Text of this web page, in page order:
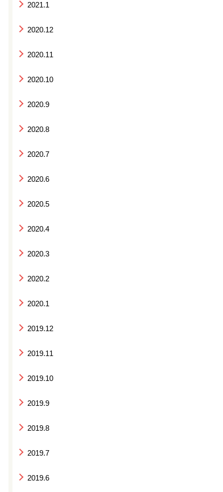
2021.1
2020.12
2020.11
2020.10
2020.9
2020.8
2020.7
2020.6
2020.5
2020.4
2020.3
2020.2
2020.1
2019.12
2019.11
2019.10
2019.9
2019.8
2019.7
2019.6